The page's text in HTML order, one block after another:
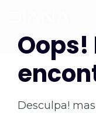
Oops!
Desculpa!